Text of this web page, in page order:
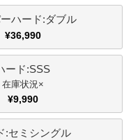
ハード:ダブル
¥36,990
ード:SSS
×
¥9,990
:セミシングル